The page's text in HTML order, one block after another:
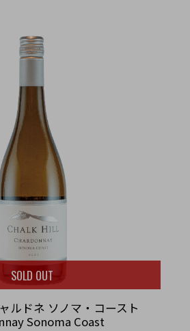
SOLD OUT
ルドネ ソノマ・コースト
Sonoma Coast